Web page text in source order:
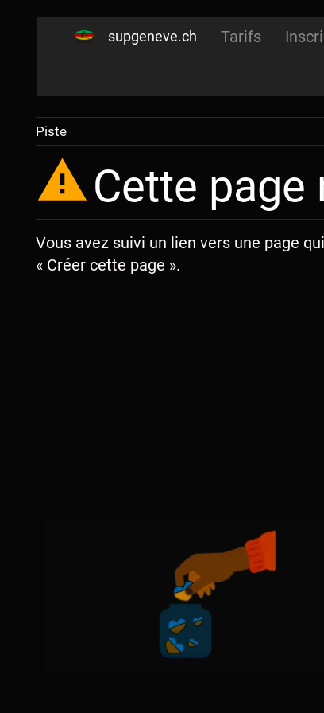
supgeneve.ch Tarifs
Piste
Cette page
Vous avez suivi un lien vers une page
« Créer cette page ».